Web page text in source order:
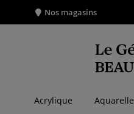
Nos magasins
Acrylique Aquarelle